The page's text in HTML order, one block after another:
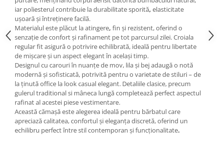
iar poliesterul contribuie ladurabilitate sporită, elasticitate
ușoarășiîntreținere facilă.
Materialul este plăcut la atingere, fin și rezistent, oferind o
senzație deconfort și rafinament pe tot parcursul zilei. Croiala
regular fitasigură o potrivire echilibrată, ideală pentru libertate
de mișcare și un aspect elegant în același timp.
Designul cu carouri în nuanțe de mov, lila și bejadaugă o notă
modernă și sofisticată, potrivită pentru o varietate de stiluri – de
laținută office la look casual elegant. Detaliile clasice, precum
gulerultraditionalsi mâneca lungăcompletează perfect aspectul
rafinat al acestei piese vestimentare.
Această cămașă este alegerea ideală pentru bărbatul care
apreciazăcalitatea, confortul șieleganța discretă, oferind un
echilibru perfect întrestil contemporan și funcționalitate.